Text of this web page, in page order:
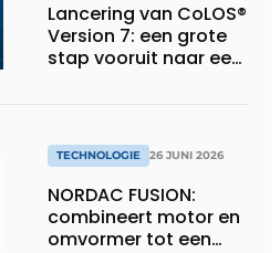
Lancering van CoLOS®
Version 7: een grote
stap vooruit naar een
industriële
codeerprocessen
TECHNOLOGIE 26 JUNI 2026
NORDAC FUSION:
combineert motor en
omvormer tot een